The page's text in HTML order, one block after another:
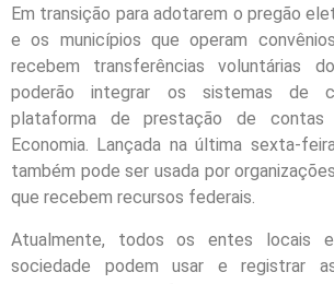
Em transição para adotarem o pregão
e os municípios que operam
recebem transferências voluntárias
poderão integrar os sistemas de
plataforma de prestação de
Economia. Lançada na última sexta-
também pode ser usada por
que recebem recursos federais.
Atualmente, todos os entes locais e
sociedade podem usar e registrar